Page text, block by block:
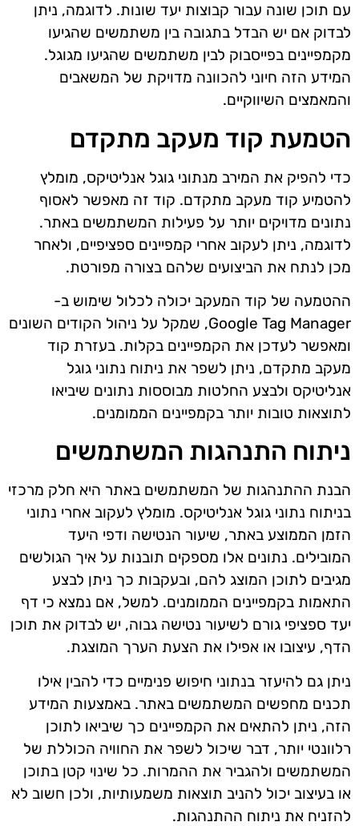
עם תוכן שונה עבור קבוצות יעד שונות. לדוגמה, ניתן
לבדוק אם יש הבדל בתגובה בין משתמשים שהגיעו
מקמפיינים בפייסבוק לבין משתמשים שהגיעו מגוגל.
המידע הזה חיוני להכוונה מדויקת של המשאבים
והמאמצים השיווקיים.
הטמעת קוד מעקב מתקדם
כדי להפיק את המירב מנתוני גוגל אנליטיקס, מומלץ
להטמיע קוד מעקב מתקדם. קוד זה מאפשר לאסוף
נתונים מדויקים יותר על פעילות המשתמשים באתר.
לדוגמה, ניתן לעקוב אחרי קמפיינים ספציפיים, ולאחר
מכן לנתח את הביצועים שלהם בצורה מפורטת.
ההטמעה של קוד המעקב יכולה לכלול שימוש ב-
Google Tag Manager, שמקל על ניהול הקודים השונים
ומאפשר לעדכן את הקמפיינים בקלות. בעזרת קוד
מעקב מתקדם, ניתן לשפר את ניתוח נתוני גוגל
אנליטיקס ולבצע החלטות מבוססות נתונים שיביאו
לתוצאות טובות יותר בקמפיינים הממומנים.
ניתוח התנהגות המשתמשים
הבנת ההתנהגות של המשתמשים באתר היא חלק מרכזי
בניתוח נתוני גוגל אנליטיקס. מומלץ לעקוב אחרי נתוני
הזמן הממוצע באתר, שיעור הנטישה ודפי היעד
המובילים. נתונים אלו מספקים תובנות על איך הגולשים
מגיבים לתוכן המוצג להם, ובעקבות כך ניתן לבצע
התאמות בקמפיינים הממומנים. למשל, אם נמצא כי דף
יעד ספציפי גורם לשיעור נטישה גבוה, יש לבדוק את תוכן
הדף, עיצובו או אפילו את הצעת הערך המוצגת.
ניתן גם להיעזר בנתוני חיפוש פנימיים כדי להבין אילו
תכנים מחפשים המשתמשים באתר. באמצעות המידע
הזה, ניתן להתאים את הקמפיינים כך שיביאו לתוכן
רלוונטי יותר, דבר שיכול לשפר את החוויה הכוללת של
המשתמשים ולהגביר את ההמרות. כל שינוי קטן בתוכן
או בעיצוב יכול להניב תוצאות משמעותיות, ולכן חשוב לא
להזניח את ניתוח ההתנהגות.